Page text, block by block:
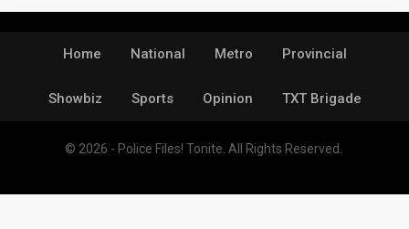
Home National Metro Provincial
Showbiz Sports Opinion TXT Brigade
© 2026 - Police Files! Tonite. All Rights Reserved.